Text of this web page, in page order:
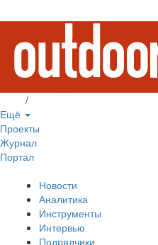
/
Ещё
Проекты
Журнал
Портал
Новости
Аналитика
Инструменты
Интервью
Подрядчики